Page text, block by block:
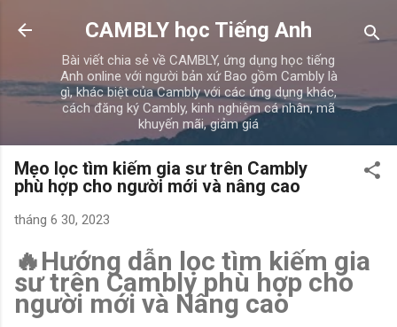
Chuyển đến nội dung chính
CAMBLY học Tiếng Anh
Bài viết chia sẻ về CAMBLY, ứng dụng học tiếng
Anh online với người bản xứ Bao gồm Cambly là
gì, khác biệt của Cambly với các ứng dụng khác,
cách đăng ký Cambly, kinh nghiệm cá nhân, mã
khuyến mãi, giảm giá
Mẹo lọc tìm kiếm gia sư trên Cambly
phù hợp cho người mới và nâng cao
tháng 6 30, 2023
🔥Hướng dẫn lọc tìm kiếm gia
sư trên Cambly phù hợp cho
người mới và Nâng cao